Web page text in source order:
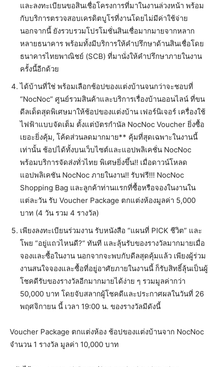
และลงทะเบียนขอสินเชื่อโครงการที่มาในงานล่วงหน้า พร้อม
กับบริการตรวจสอบเครดิตบูโรที่งานโดยไม่มีค่าใช้จ่าย
นอกจากนี้ ยังรวบรวมโปรโมชั่นสินเชื่อมากมายจากหลาก
หลายธนาคาร พร้อมทั้งมีบริการให้คำปรึกษาด้านสินเชื่อโดย
ธนาคารไทยพาณิชย์ (SCB) ที่มานั่งให้คำปรึกษาภายในงาน
ครั้งนี้อีกด้วย
ได้บ้านที่ใช่ พร้อมเลือกช้อปของแต่งบ้านจนกว่าจะชอบที่
“NocNoc” ศูนย์รวมสินค้าและบริการเรื่องบ้านออนไลน์ ที่ขน
ดีลเด็ดสุดพิเศษมาให้ช้อปของแต่งบ้าน เฟอร์นิเจอร์ เครื่องใช้
ไฟฟ้าแบบจัดเต็ม ตั้งแต่บัตรกำนัล NocNoc Voucher ยิ่งซื้อ
เยอะยิ่งคุ้ม, โค้ดส่วนลดมากมาย** คุ้มที่สุดเฉพาะในงานนี้
เท่านั้น ช้อปได้ทั้งบนเว็บไซต์และแอปพลิเคชั่น NocNoc
พร้อมบริการจัดส่งทั่วไทย พิเศษยิ่งขึ้น!! เมื่อดาวน์โหลด
แอปพลิเคชัน NocNoc ภายในงาน!! รับฟรี!!! NocNoc
Shopping Bag และลูกค้าท่านแรกที่ซื้อหรือจองในงานใน
แต่ละวัน รับ Voucher Package ตกแต่งห้องมูลค่า 5,000
บาท (4 วัน รวม 4 รางวัล)
เพียงลงทะเบียนร่วมงาน รับหนังสือ “แผนที่ PICK ชีวิต” และ
โพย “อยู่แถวไหนดี?“ ทันที และลุ้นรับของรางวัลมากมายเมื่อ
จองและซื้อในงาน นอกจากจะพบกับดีลสุดคุ้มแล้ว เพียงผู้ร่วม
งานสนใจจองและซื้อที่อยู่อาศัยภายในงานนี้ ก็รับสิทธิ์ลุ้นเป็นผู้
โชคดีรับของรางวัลอีกมากมายได้ง่าย ๆ รวมมูลค่ากว่า
50,000 บาท โดยจับสลากผู้โชคดีและประกาศผลในวันที่ 26
พฤศจิกายน นี้ เวลา 19:00 น. ของรางวัลมีดังนี้
Voucher Package ตกแต่งห้อง ช้อปของแต่งบ้านจาก NocNoc
จำนวน 1 รางวัล มูลค่า 10,000 บาท